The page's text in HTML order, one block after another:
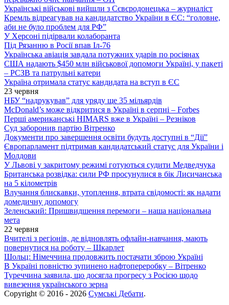
Українські військові вийшли з Сєвєродонецька – журналіст
Кремль відреагував на кандидатство України в ЄС: “головне,
аби не було проблем для РФ”
У Херсоні підірвали колаборанта
Під Рязанню в Росії впав Іл-76
Українська авіація завдала потужних ударів по росіянах
США надають $450 млн військової допомоги Україні, у пакеті
– РСЗВ та патрульні катери
Україна отримала статус кандидата на вступ в ЄС
23 червня
НБУ “надрукував” для уряду ще 35 мільярдів
McDonald’s може відкритися в Україні в серпні – Forbes
Перші американські HIMARS вже в Україні – Резніков
Суд заборонив партію Вітренко
Документи про завершення освіти будуть доступні в “Дії”
Європарламент підтримав кандидатський статус для України і
Молдови
У Львові у закритому режимі готуються судити Медведчука
Британська розвідка: сили РФ просунулися в бік Лисичанська
на 5 кілометрів
Влучання блискавки, утоплення, втрата свідомості: як надати
домедичну допомогу
Зеленський: Пришвидшення перемоги – наша національна
мета
22 червня
Вчителі з регіонів, де відновлять офлайн-навчання, мають
повернутися на роботу – Шкарлет
Шольц: Німеччина продовжить постачати зброю Україні
В Україні повністю зупинено нафтопереробку – Вітренко
Туреччина заявила, що досягла прогресу з Росією щодо
вивезення українського зерна
Copyright © 2016 - 2026 Сумські Дебати.